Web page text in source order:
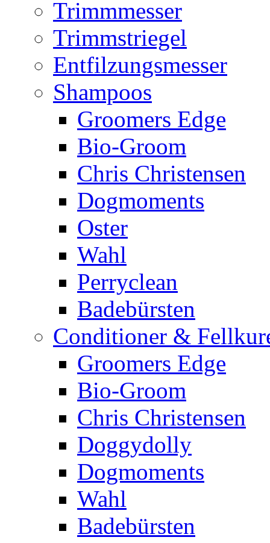
Trimmmesser
Trimmstriegel
Entfilzungsmesser
Shampoos
Groomers Edge
Bio-Groom
Chris Christensen
Dogmoments
Oster
Wahl
Perryclean
Badebürsten
Conditioner &
Groomers Edge
Bio-Groom
Chris Christensen
Doggydolly
Dogmoments
Wahl
Badebürsten